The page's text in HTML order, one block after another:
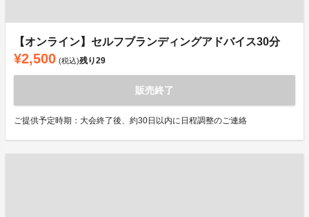
【オンライン】セルフブランディングアドバイス30分
¥2,500 (税込)残り29
販売終了
ご提供予定時期：大会終了後、約30日以内に日程調整のご連絡